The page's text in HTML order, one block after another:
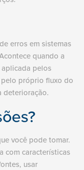
erros em sistemas
quando a
pelos
próprio fluxo do
deterioração.
você pode tomar.
com características
usar